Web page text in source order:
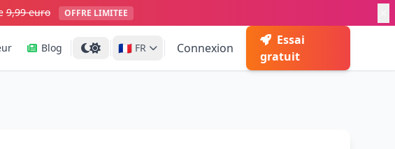
9,99 euro OFFRE LIMITEE
Blog 🇫🇷 FR Connexion
Essai
gratuit